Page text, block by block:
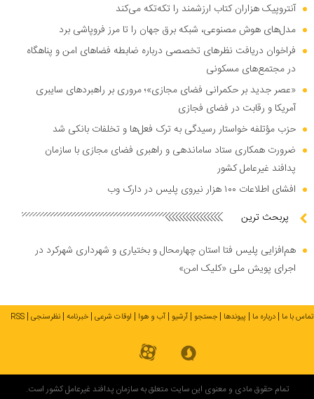
آنتروپیک هزاران کتاب ارزشمند را تکه‌تکه می‌کند
مدل‌های هوش مصنوعی، شبکه برق جهان را تا مرز فروپاشی برد
فراخوان دریافت نظر‌های تخصصی درباره ضابطه فضا‌های امن و پناهگاه
در مجتمع‌های مسکونی
«عصر جدید بر حکمرانی فضای مجازی»؛ مروری بر راهبرد‌های سایبری
آمریکا و رقابت در فضای فجازی
حزب مؤتلفه خواستار رسیدگی به ترک فعل‌ها و تخلفات بانکی شد
ضرورت همکاری ستاد ساماندهی و راهبری فضای مجازی با سازمان
پدافند غیرعامل کشور
افشای اطلاعات ۱۰۰ هزار نیروی پلیس در دارک وب
پربحث ترین
هم‌افزایی پلیس فتا استان چهارمحال و بختیاری و شهرداری شهرکرد در
اجرای پویش ملی «کلیک امن»
تماس با ما درباره ما پیوندها جستجو آرشیو آب و هوا اوقات شرعی خبرنامه نظرسنجی RSS
تمام حقوق مادی و معنوی این سایت متعلق به سازمان پدافند غیرعامل کشور است.